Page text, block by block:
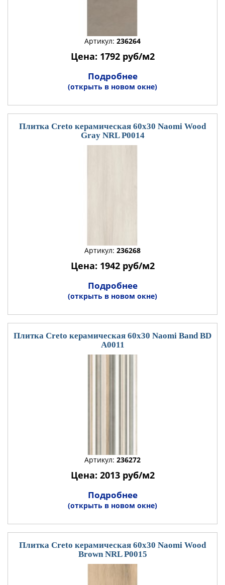
Артикул: 236264
Цена: 1792 руб/м2
Подробнее
(открыть в новом окне)
Плитка Creto керамическая 60x30 Naomi Wood
Gray NRL P0014
Артикул: 236268
Цена: 1942 руб/м2
Подробнее
(открыть в новом окне)
Плитка Creto керамическая 60x30 Naomi Band BD
A0011
Артикул: 236272
Цена: 2013 руб/м2
Подробнее
(открыть в новом окне)
Плитка Creto керамическая 60x30 Naomi Wood
Brown NRL P0015